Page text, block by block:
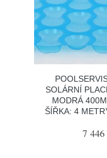
SOLÁRNÍ
MODRÁ
ŠÍŘKA: 4
7